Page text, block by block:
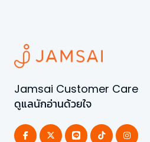
Jamsai Customer Care
ดูแลนักอ่านด้วยใจ